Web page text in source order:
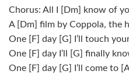
Chorus: All I [Dm] know of
A [Dm] film by Coppola, the
One [F] day [G] I’ll touch
One [F] day I’ll [G] finally
One [F] day [G] I’ll come to